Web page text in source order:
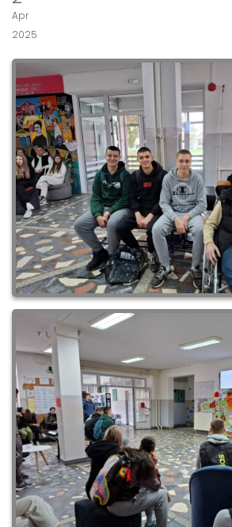
Apr
2025